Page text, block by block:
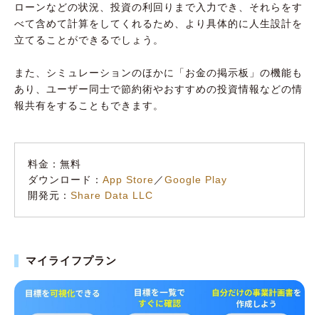
ローンなどの状況、投資の利回りまで入力でき、それらをす
べて含めて計算をしてくれるため、より具体的に人生設計を
立てることができるでしょう。
また、シミュレーションのほかに「お金の掲示板」の機能も
あり、ユーザー同士で節約術やおすすめの投資情報などの情
報共有をすることもできます。
料金：無料
ダウンロード：App Store／Google Play
開発元：Share Data LLC
マイライフプラン